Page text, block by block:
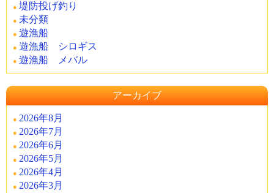
堤防投げ釣り
未分類
遊漁船
遊漁船 シロギス
遊漁船 メバル
アーカイブ
2026年8月
2026年7月
2026年6月
2026年5月
2026年4月
2026年3月